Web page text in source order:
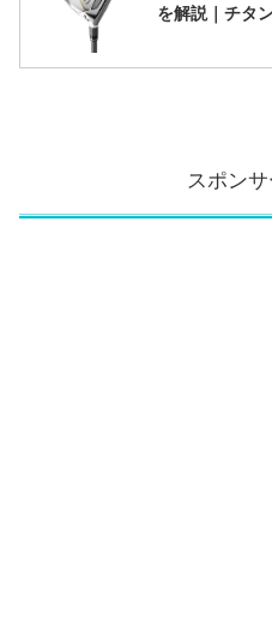
を解説｜チタ
スポン